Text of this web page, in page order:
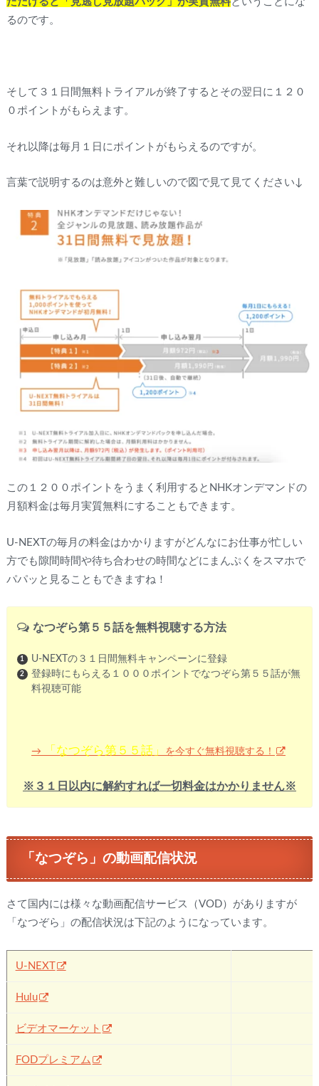
るのです。
そして３１日間無料トライアルが終了するとその翌日に１２０
０ポイントがもらえます。
それ以降は毎月１日にポイントがもらえるのですが。
言葉で説明するのは意外と難しいので図で見て見てください↓
この１２００ポイントをうまく利用するとNHKオンデマンドの
月額料金は毎月実質無料にすることもできます。
U-NEXTの毎月の料金はかかりますがどんなにお仕事が忙しい
方でも隙間時間や待ち合わせの時間などにまんぷくをスマホで
パパッと見ることもできますね！
なつぞら第５５話を無料視聴する方法
U-NEXTの３１日間無料キャンペーンに登録
登録時にもらえる１０００ポイントでなつぞら第５５話が無
料視聴可能
→ 「なつぞら第５５話」 を今すぐ無料視聴する！
※３１日以内に解約すれば一切料金はかかりません※
「なつぞら」の動画配信状況
さて国内には様々な動画配信サービス（VOD）がありますが
「なつぞら」の配信状況は下記のようになっています。
U-NEXT
Hulu
ビデオマーケット
FODプレミアム